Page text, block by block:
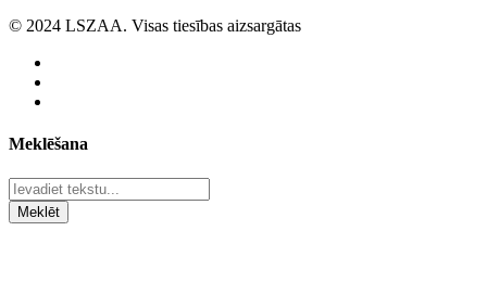
© 2024 LSZAA. Visas tiesības aizsargātas
Meklēšana
Meklēt